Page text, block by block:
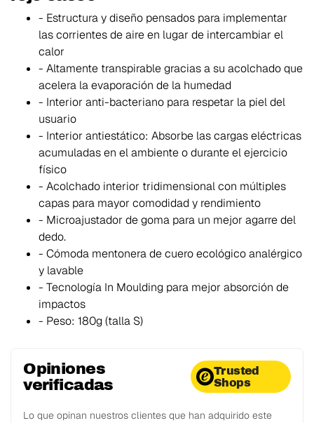
- Estructura y diseño pensados para implementar
las corrientes de aire en lugar de intercambiar el
calor
- Altamente transpirable gracias a su acolchado que
acelera la evaporación de la humedad
- Interior anti-bacteriano para respetar la piel del
usuario
- Interior antiestático: Absorbe las cargas eléctricas
acumuladas en el ambiente o durante el ejercicio
físico
- Acolchado interior tridimensional con múltiples
capas para mayor comodidad y rendimiento
- Microajustador de goma para un mejor agarre del
dedo.
- Cómoda mentonera de cuero ecológico analérgico
y lavable
- Tecnología In Moulding para mejor absorción de
impactos
- Peso: 180g (talla S)
Opiniones
verificadas
Trusted
Shops
Lo que opinan nuestros clientes que han adquirido este